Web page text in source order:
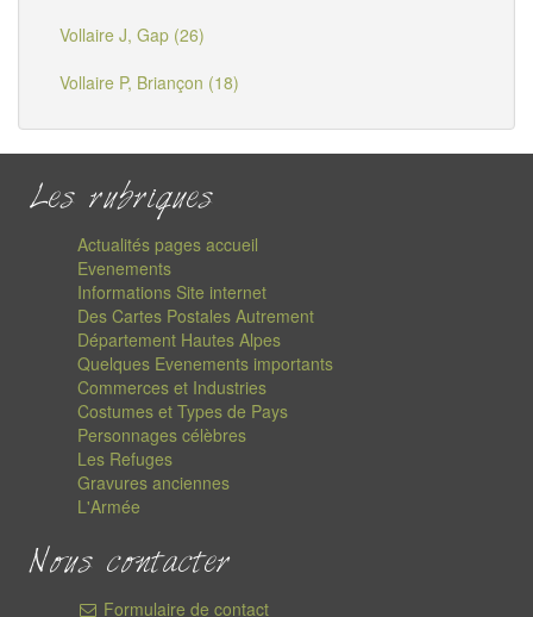
Vollaire J, Gap (26)
Vollaire P, Briançon (18)
Les rubriques
Actualités pages accueil
Evenements
Informations Site internet
Des Cartes Postales Autrement
Département Hautes Alpes
Quelques Evenements importants
Commerces et Industries
Costumes et Types de Pays
Personnages célèbres
Les Refuges
Gravures anciennes
L'Armée
Nous contacter
Formulaire de contact